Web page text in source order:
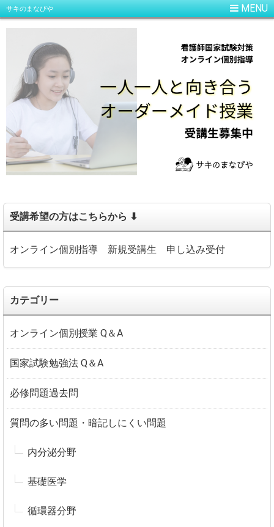
サキのまなびや
受講希望の方はこちらから ⬇
オンライン個別指導 新規受講生 申し込み受付
カテゴリー
オンライン個別授業 Q＆A
国家試験勉強法 Q＆A
必修問題過去問
質問の多い問題・暗記しにくい問題
内分泌分野
基礎医学
循環器分野